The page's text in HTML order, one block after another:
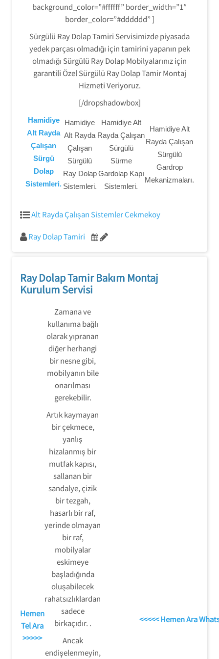
background_color=”#ffffff” border_width=”1″
border_color=”#dddddd” ]
Sürgülü Ray Dolap Tamiri Servisimizde piyasada
yedek parçası olmadığı için tamirini yapanın pek
olmadığı Sürgülü Ray Dolap Mobilyalarınız için
garantili Özel Sürgülü Ray Dolap Tamir Montaj
Hizmeti Veriyoruz.
[/dropshadowbox]
Hamidiye
Alt Rayda
Çalışan
Sürgü
Dolap
Sistemleri.
Hamidiye
Alt Rayda
Çalışan
Sürgülü
Ray Dolap
Sistemleri.
Hamidiye Alt
Rayda Çalışan
Sürgülü
Sürme
Gardolap Kapı
Sistemleri.
Hamidiye Alt
Rayda Çalışan
Sürgülü
Gardrop
Mekanizmaları.
Alt Rayda Çalışan Sistemler Cekmekoy
Ray Dolap Tamiri
Ray Dolap Tamir Bakım Montaj
Kurulum Servisi
Hemen
Tel Ara
>>>>>
Zamana ve
kullanıma bağlı
olarak yıpranan
diğer herhangi
bir nesne gibi,
mobilyanın bile
onarılması
gerekebilir.
Artık kaymayan
bir çekmece,
yanlış
hizalanmış bir
mutfak kapısı,
sallanan bir
sandalye, çizik
bir tezgah,
hasarlı bir raf,
yerinde olmayan
bir raf,
mobilyalar
eskimeye
başladığında
oluşabilecek
rahatsızlıklardan
sadece
birkaçıdır. .
Ancak
endişelenmeyin,
<<<<< Hemen Ara